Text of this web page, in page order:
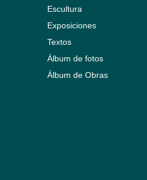
Escultura
Exposiciones
Textos
Álbum de fotos
Álbum de Obras